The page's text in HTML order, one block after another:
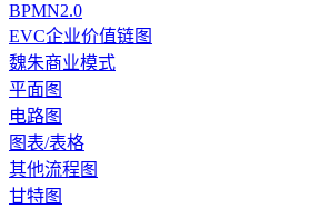
BPMN2.0
EVC企业价值链图
魏朱商业模式
平面图
电路图
图表/表格
其他流程图
甘特图